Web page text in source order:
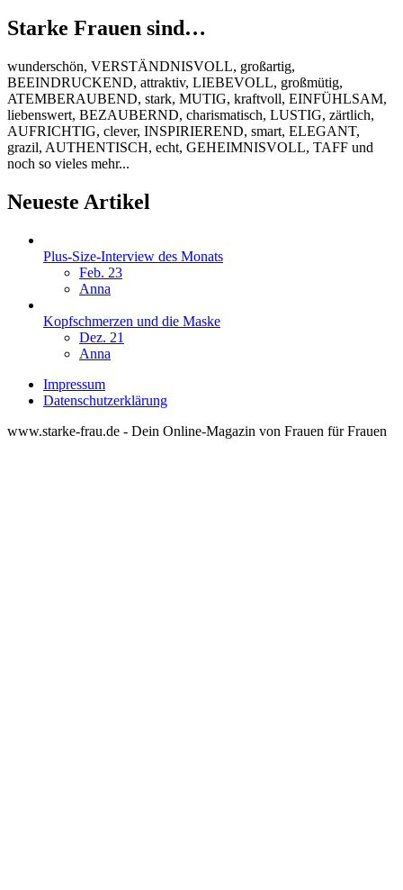
Starke Frauen sind…
wunderschön, VERSTÄNDNISVOLL, großartig,
BEEINDRUCKEND, attraktiv, LIEBEVOLL, großmütig,
ATEMBERAUBEND, stark, MUTIG, kraftvoll, EINFÜHLSAM,
liebenswert, BEZAUBERND, charismatisch, LUSTIG, zärtlich,
AUFRICHTIG, clever, INSPIRIEREND, smart, ELEGANT,
grazil, AUTHENTISCH, echt, GEHEIMNISVOLL, TAFF und
noch so vieles mehr...
Neueste Artikel
Plus-Size-Interview des Monats
Feb. 23
Anna
Kopfschmerzen und die Maske
Dez. 21
Anna
Impressum
Datenschutzerklärung
www.starke-frau.de - Dein Online-Magazin von Frauen für Frauen